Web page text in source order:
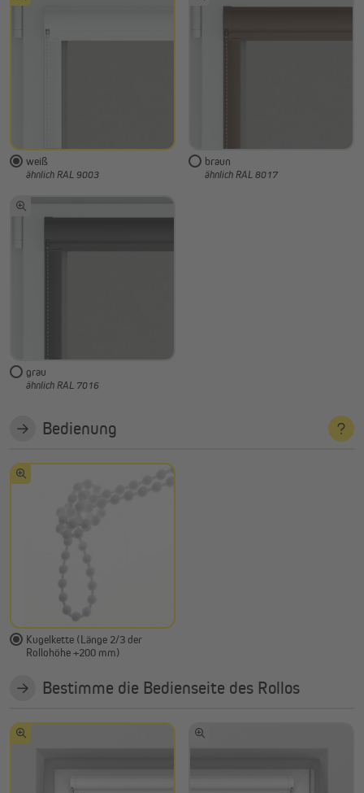
weiß
ähnlich RAL 9003
braun
ähnlich RAL 8017
grau
ähnlich RAL 7016
Bedienung
Kugelkette (Länge 2/3 der
Rollohöhe +200 mm)
Bestimme die Bedienseite des Rollos